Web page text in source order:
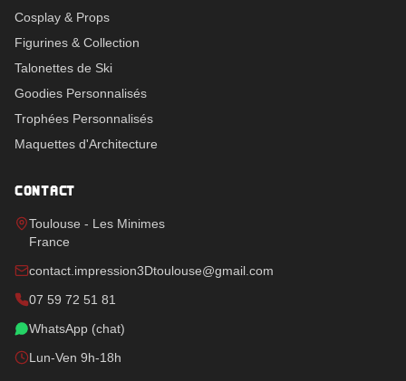
Cosplay & Props
Figurines & Collection
Talonettes de Ski
Goodies Personnalisés
Trophées Personnalisés
Maquettes d'Architecture
CONTACT
Toulouse - Les Minimes
France
contact.impression3Dtoulouse@gmail.com
07 59 72 51 81
WhatsApp (chat)
Lun-Ven 9h-18h